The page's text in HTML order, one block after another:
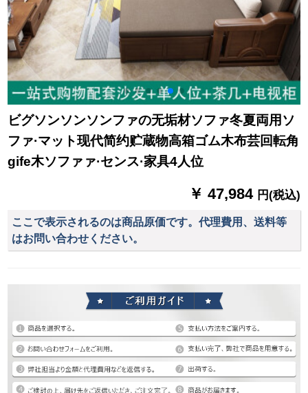
ビグソンソンソンファの无垢材ソファ冬夏両用ソ
ファ·マット现代简约贮蔵物高箱ゴム木布芸回転角
gife木ソファァ·センス·家具4人位
￥ 47,984 円(税込)
ここで表示されるのは商品原価です。代理費用、送料等
はお問い合わせください。